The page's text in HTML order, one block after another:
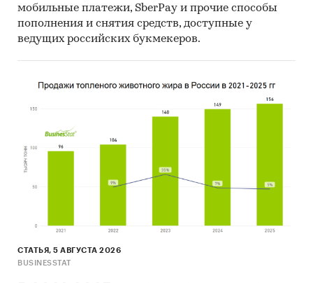
8. Материалы отраслевых учреждений и базы
данных.
9. Результаты ценовых мониторингов.
10. Материалы и базы данных статистики ООН
(United Nations Statistics Division: Commodity
Food and Agriculture Organization и др.).
11. Материалы Международного Валютного
Фонда (International Monetary Fund).
13. Материалы ВТО (World Trade Organization).
14. Материалы Организации экономического
мобильные платежи, SberPay и прочие способы
пополнения и снятия средств, доступные у
ведущих российских букмекеров.
СТАТЬЯ, 5 АВГУСТА 2026
BUSINESSTAT